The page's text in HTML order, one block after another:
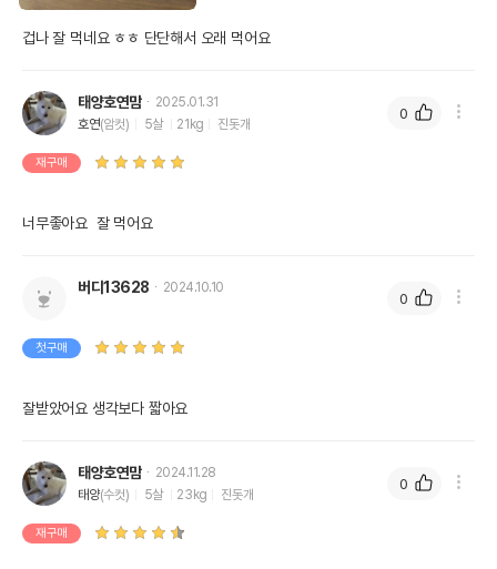
겁나 잘 먹네요 ㅎㅎ 단단해서 오래 먹어요
태양호연맘
2025.01.31
호연(암컷) 5살 21kg 진돗개
재구매
너무좋아요  잘 먹어요
0
버디13628 2024.10.10
첫구매
잘받았어요 생각보다 짧아요
0
태양호연맘
2024.11.28
태양(수컷) 5살 23kg 진돗개
재구매
0